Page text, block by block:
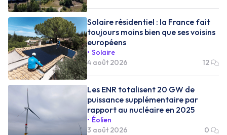
Solaire résidentiel : la France fait
toujours moins bien que ses voisins
européens
Solaire
4 août 2026
12
Les ENR totalisent 20 GW de
puissance supplémentaire par
rapport au nucléaire en 2025
Éolien
3 août 2026
0